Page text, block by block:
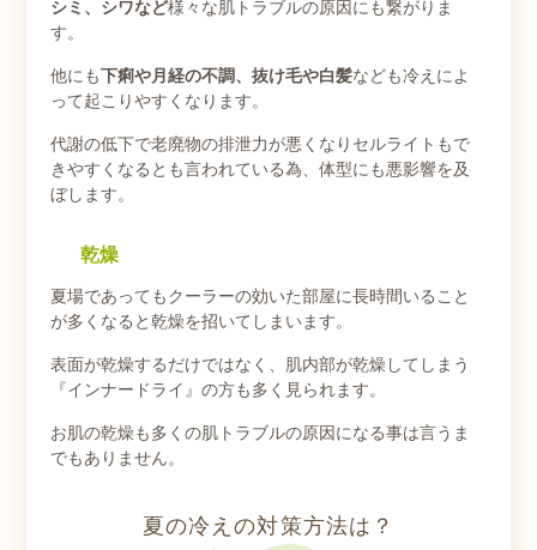
シミ、シワなど様々な肌トラブルの原因にも繋がりま
す。
他にも下痢や月経の不調、抜け毛や白髪なども冷えによ
って起こりやすくなります。
代謝の低下で老廃物の排泄力が悪くなりセルライトもで
きやすくなるとも言われている為、体型にも悪影響を及
ぼします。
乾燥
夏場であってもクーラーの効いた部屋に長時間いること
が多くなると乾燥を招いてしまいます。
表面が乾燥するだけではなく、肌内部が乾燥してしまう
『インナードライ』の方も多く見られます。
お肌の乾燥も多くの肌トラブルの原因になる事は言うま
でもありません。
夏の冷えの対策方法は？